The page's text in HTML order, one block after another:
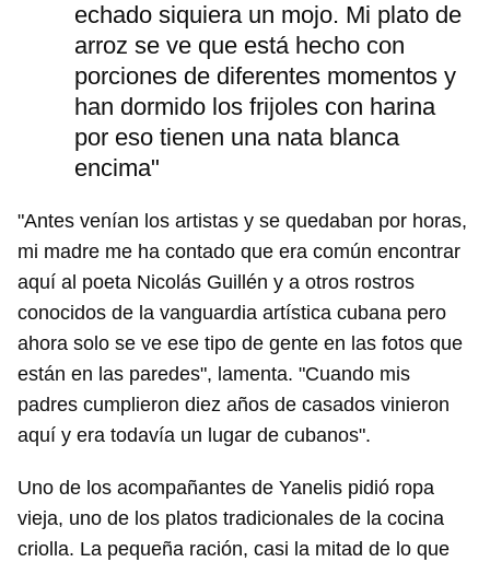
echado siquiera un mojo. Mi plato de
arroz se ve que está hecho con
porciones de diferentes momentos y
han dormido los frijoles con harina
por eso tienen una nata blanca
encima"
"Antes venían los artistas y se quedaban por horas,
mi madre me ha contado que era común encontrar
aquí al poeta Nicolás Guillén y a otros rostros
conocidos de la vanguardia artística cubana pero
ahora solo se ve ese tipo de gente en las fotos que
están en las paredes", lamenta. "Cuando mis
padres cumplieron diez años de casados vinieron
aquí y era todavía un lugar de cubanos".
Uno de los acompañantes de Yanelis pidió ropa
vieja, uno de los platos tradicionales de la cocina
criolla. La pequeña ración, casi la mitad de lo que